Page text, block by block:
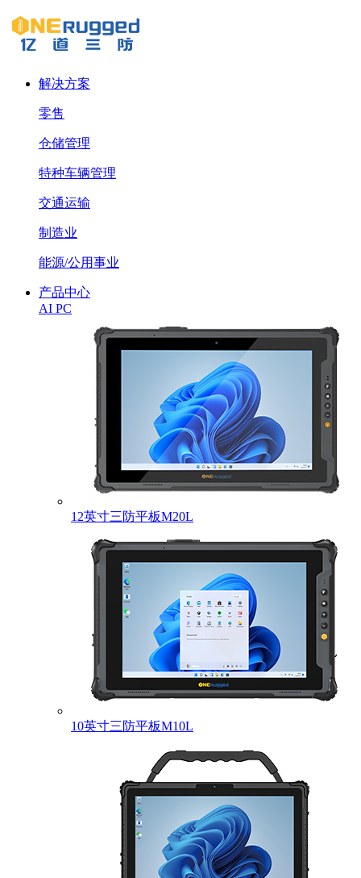
解决方案
零售
仓储管理
特种车辆管理
交通运输
制造业
能源/公用事业
产品中心
AI PC
12英寸三防平板M20L
10英寸三防平板M10L